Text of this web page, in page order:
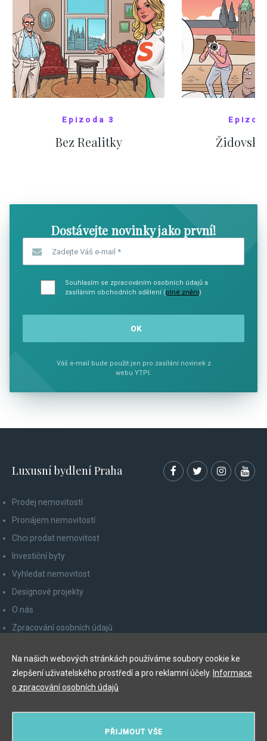
Epizoda 3
Bez Realitky
Dostávejte novinky jako první!
Souhlasím se zpracováním osobních údajů a
zasíláním obchodních sdělení (plné znění)
Váš e-mail bude použit jen pro zasílání novinek z
webu YTPI.
Luxusní bydlení Praha
Prodej nemovitostí
Pronájem nemovitostí
Chci prodat nemovitost
Investiční byty
Vyhledat nemovitost
Designové projekty
O nás
Zpracování osobních údajů
Odhlášení z newsletteru
PŘIJMOUT VŠE
Na našich webových stránkách používáme soubory cookie ke
zlepšení uživatelského prostředí a pro reklamní účely. Informace
o zpracování osobních údajů